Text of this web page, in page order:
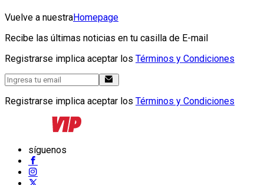
Vuelve a nuestraHomepage
Recibe las últimas noticias en tu casilla de E-mail
Registrarse implica aceptar los Términos y Condiciones
Registrarse implica aceptar los Términos y Condiciones
síguenos